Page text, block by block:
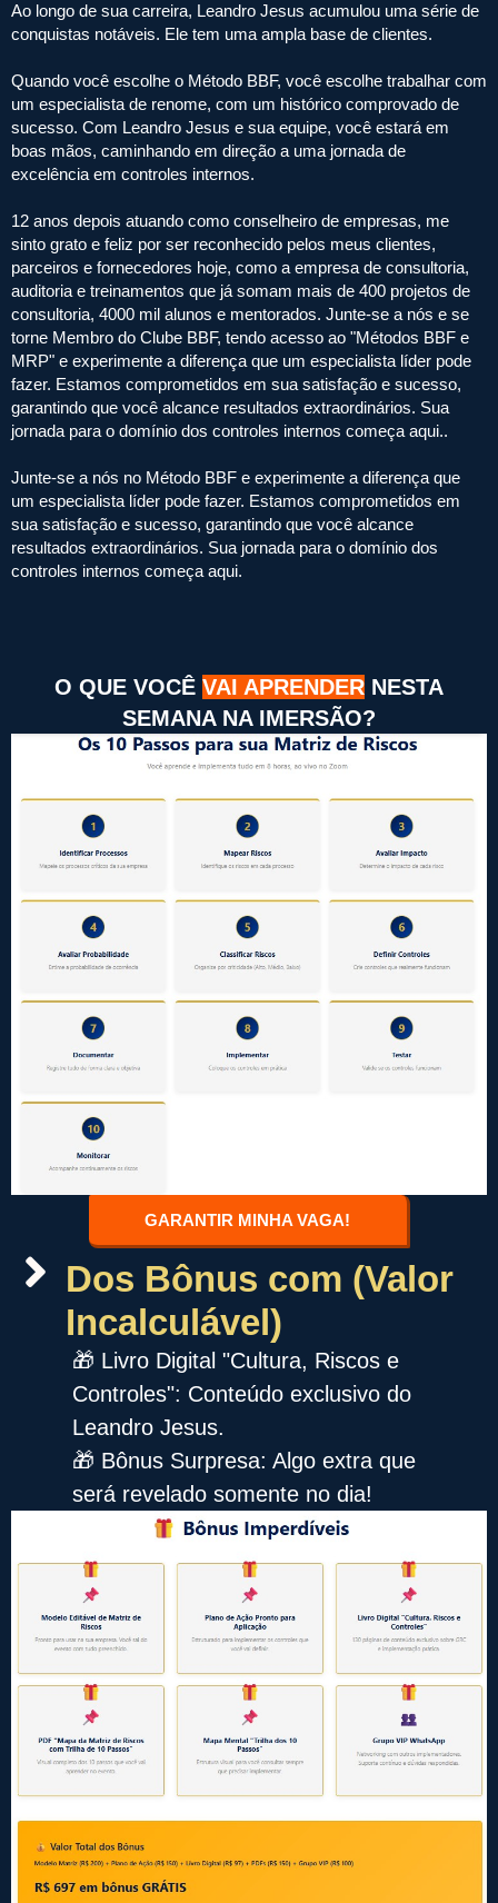
Ao longo de sua carreira, Leandro Jesus acumulou uma série de
conquistas notáveis. Ele tem uma ampla base de clientes.
Quando você escolhe o Método BBF, você escolhe trabalhar com
um especialista de renome, com um histórico comprovado de
sucesso. Com Leandro Jesus e sua equipe, você estará em
boas mãos, caminhando em direção a uma jornada de
excelência em controles internos.
12 anos depois atuando como conselheiro de empresas, me
sinto grato e feliz por ser reconhecido pelos meus clientes,
parceiros e fornecedores hoje, como a empresa de consultoria,
auditoria e treinamentos que já somam mais de 400 projetos de
consultoria, 4000 mil alunos e mentorados. Junte-se a nós e se
torne Membro do Clube BBF, tendo acesso ao "Métodos BBF e
MRP" e experimente a diferença que um especialista líder pode
fazer. Estamos comprometidos em sua satisfação e sucesso,
garantindo que você alcance resultados extraordinários. Sua
jornada para o domínio dos controles internos começa aqui..
Junte-se a nós no Método BBF e experimente a diferença que
um especialista líder pode fazer. Estamos comprometidos em
sua satisfação e sucesso, garantindo que você alcance
resultados extraordinários. Sua jornada para o domínio dos
controles internos começa aqui.
O QUE VOCÊ VAI APRENDER NESTA
SEMANA NA IMERSÃO?
GARANTIR MINHA VAGA!
Dos Bônus com (Valor
Incalculável)
🎁 Livro Digital "Cultura, Riscos e
Controles": Conteúdo exclusivo do
Leandro Jesus.
🎁 Bônus Surpresa: Algo extra que
será revelado somente no dia!